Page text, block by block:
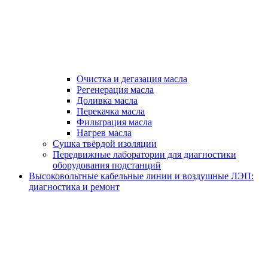
Очистка и дегазация масла
Регенерация масла
Доливка масла
Перекачка масла
Фильтрация масла
Нагрев масла
Сушка твёрдой изоляции
Передвижные лаборатории для диагностики
оборудования подстанций
Высоковольтные кабельные линии и воздушные ЛЭП:
диагностика и ремонт